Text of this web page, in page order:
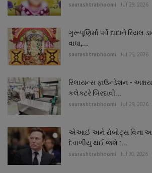
saurashtrabhoomi Jul 29, 2026
ગુરૂપૂણિર્માં પર્વે દાદાને રિયલ
વાઘા,...
saurashtrabhoomi Jul 29, 2026
રિલાયન્સ ફાઉન્ડેશન -
કલેક્ટરે બિરદાવી...
saurashtrabhoomi Jul 29, 2026
એઆઈ અને રોબોટ્સ વિના
દેવાળીયુ થઈ જશે :...
saurashtrabhoomi Jul 30, 2026